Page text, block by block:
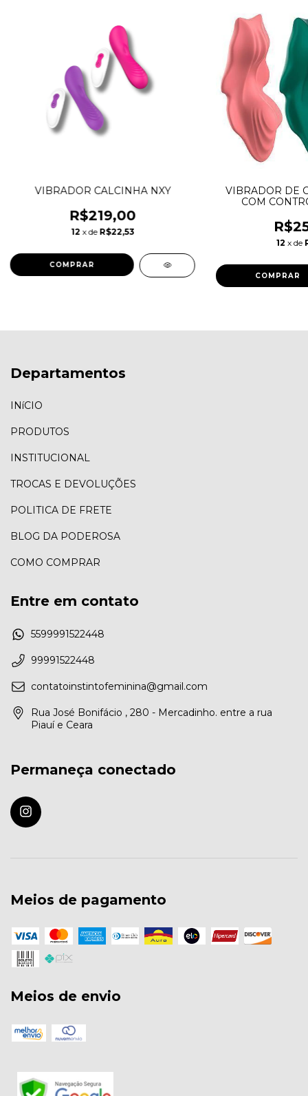
VIBRADOR CALCINHA NXY
R$219,00
12 x de R$22,53
VIBRADOR DE
COM
12 x de
Departamentos
INíCIO
PRODUTOS
INSTITUCIONAL
TROCAS E DEVOLUÇÕES
POLITICA DE FRETE
BLOG DA PODEROSA
COMO COMPRAR
Entre em contato
5599991522448
99991522448
contatoinstintofeminina@gmail.com
Rua José Bonifácio , 280 - Mercadinho. entre a rua
Piauí e Ceara
Permaneça conectado
Meios de pagamento
Meios de envio